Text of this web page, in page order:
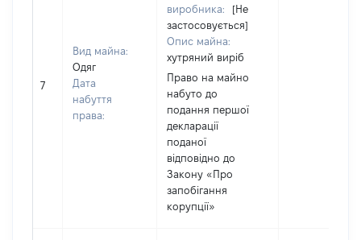
7
Вид майна:
Одяг
Дата
набуття
права:
виробника:
[Не
застосовується]
Опис майна:
хутряний виріб
Право на майно
набуто до
подання першої
декларації
поданої
відповідно до
Закону «Про
запобігання
корупції»